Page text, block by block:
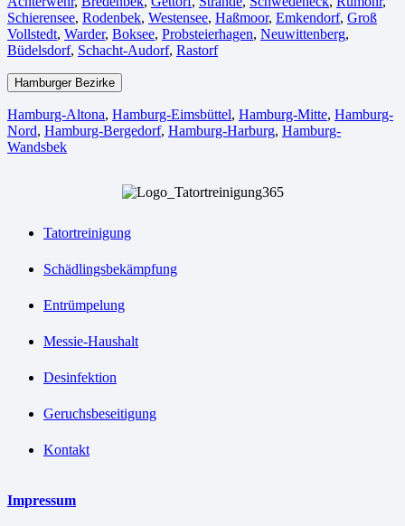
Schierensee, Rodenbek, Westensee, Haßmoor, Emkendorf, Groß
Vollstedt, Warder, Boksee, Probsteierhagen, Neuwittenberg,
Büdelsdorf, Schacht-Audorf, Rastorf
Hamburger Bezirke
Hamburg-Altona, Hamburg-Eimsbüttel, Hamburg-Mitte, Hamburg-
Nord, Hamburg-Bergedorf, Hamburg-Harburg, Hamburg-
Wandsbek
Tatortreinigung
Schädlingsbekämpfung
Entrümpelung
Messie-Haushalt
Desinfektion
Geruchsbeseitigung
Kontakt
Impressum